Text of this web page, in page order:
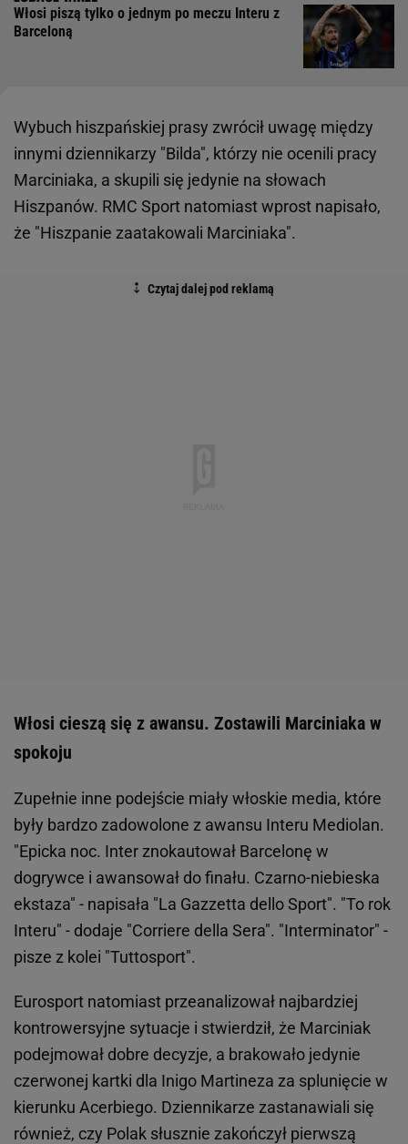
Włosi piszą tylko o jednym po meczu Interu z
Barceloną
Wybuch hiszpańskiej prasy zwrócił uwagę między
innymi dziennikarzy "Bilda", którzy nie ocenili pracy
Marciniaka, a skupili się jedynie na słowach
Hiszpanów. RMC Sport natomiast wprost napisało,
że "Hiszpanie zaatakowali Marciniaka".
Włosi cieszą się z awansu. Zostawili Marciniaka w
spokoju
Zupełnie inne podejście miały włoskie media, które
były bardzo zadowolone z awansu Interu Mediolan.
"Epicka noc. Inter znokautował Barcelonę w
dogrywce i awansował do finału. Czarno-niebieska
ekstaza" - napisała "La Gazzetta dello Sport". "To rok
Interu" - dodaje "Corriere della Sera". "Interminator" -
pisze z kolei "Tuttosport".
Eurosport natomiast przeanalizował najbardziej
kontrowersyjne sytuacje i stwierdził, że Marciniak
podejmował dobre decyzje, a brakowało jedynie
czerwonej kartki dla Inigo Martineza za splunięcie w
kierunku Acerbiego. Dziennikarze zastanawiali się
również, czy Polak słusznie zakończył pierwszą